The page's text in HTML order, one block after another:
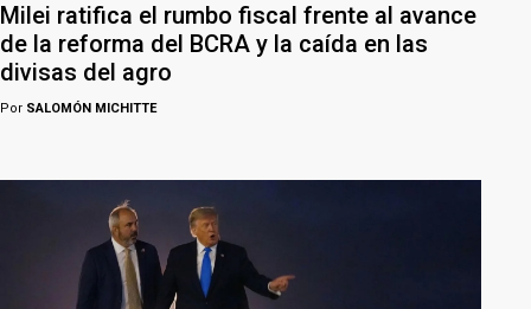
Milei ratifica el rumbo fiscal frente al avance
de la reforma del BCRA y la caída en las
divisas del agro
Por SALOMÓN MICHITTE